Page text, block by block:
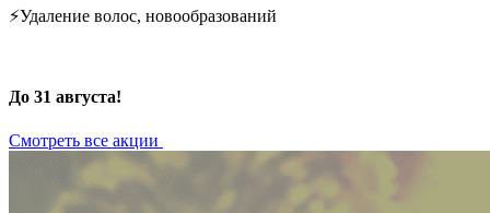
⚡Удаление волос, новообразований
До 31 августа!
Смотреть все акции